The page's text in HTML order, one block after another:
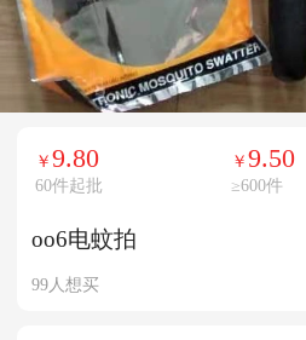
￥9.80
60件起批
￥9.50
≥600件
oo6电蚊拍
99人想买